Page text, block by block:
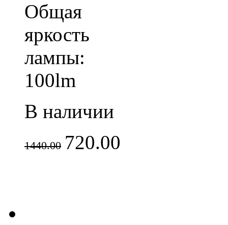
Общая
яркость
лампы:
100lm
В наличии
1440.00 720.00